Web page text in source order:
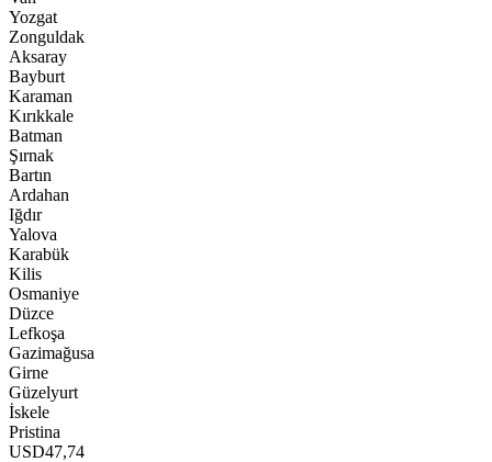
Yozgat
Zonguldak
Aksaray
Bayburt
Karaman
Kırıkkale
Batman
Şırnak
Bartın
Ardahan
Iğdır
Yalova
Karabük
Kilis
Osmaniye
Düzce
Lefkoşa
Gazimağusa
Girne
Güzelyurt
İskele
Pristina
USD47,74